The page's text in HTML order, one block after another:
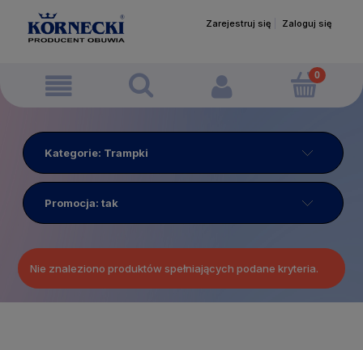
Zarejestruj się Zaloguj się
Kategorie: Trampki
Promocja: tak
Nie znaleziono produktów spełniających podane kryteria.